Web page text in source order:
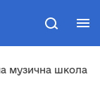
Пошук
музична школа